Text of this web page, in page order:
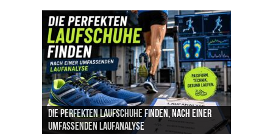
Die perfekten Laufschuhe finden, nach einer
umfassenden Laufanalyse
Intelligente ZYCLE-Bikes: Indoor-Training mit
Präzision, Leistung und Vertrauen
Insemination (IUI): Ablauf, Erfolgschancen und
Kosten im Überblick
Cannabis als Medizin: Wie es Schmerzen, Stress
und Schlaf im Alltag beeinflusst
Leben mit Inkontinenz: Tipps für mehr
Sicherheit im Alltag